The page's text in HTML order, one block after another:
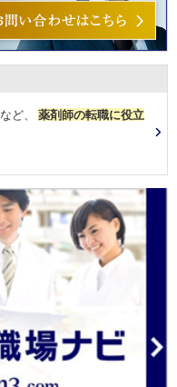
など、 薬剤師の転職に役立